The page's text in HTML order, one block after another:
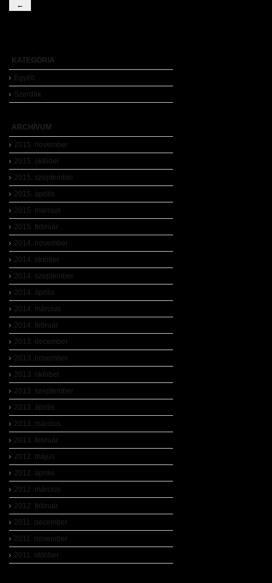
←
KATEGÓRIA
Egyéb
Szerdák
ARCHÍVUM
2015. november
2015. október
2015. szeptember
2015. április
2015. március
2015. február
2014. november
2014. október
2014. szeptember
2014. április
2014. március
2014. február
2013. december
2013. november
2013. október
2013. szeptember
2013. április
2013. március
2013. február
2012. május
2012. április
2012. március
2012. február
2011. december
2011. november
2011. október